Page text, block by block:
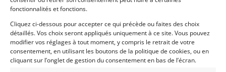
fonctionnalités et fonctions.
Cliquez ci-dessous pour accepter ce qui précède ou faites des choix
détaillés. Vos choix seront appliqués uniquement à ce site. Vous pouvez
modifier vos réglages à tout moment, y compris le retrait de votre
consentement, en utilisant les boutons de la politique de cookies, ou en
cliquant sur l’onglet de gestion du consentement en bas de l’écran.
• Magnecore Leads
• Telescopic dampers front and rear
• Ventilated front discs
• Frontline Calipers
• Salisbury rear axle with Quaife LSD